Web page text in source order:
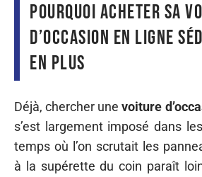
Pourquoi acheter sa
d’occasion en ligne
en plus
Déjà, chercher unevoiture
s’est largement imposé dans
temps où l’on scrutait les
à la supérette du coin paraît